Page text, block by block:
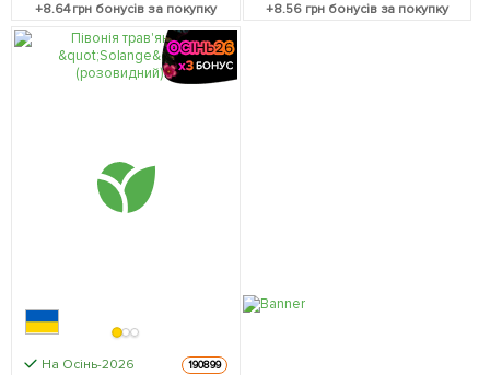
+8.64грн бонусів за покупку +8.56грн бонусів за покупку
На Осінь-2026 190899